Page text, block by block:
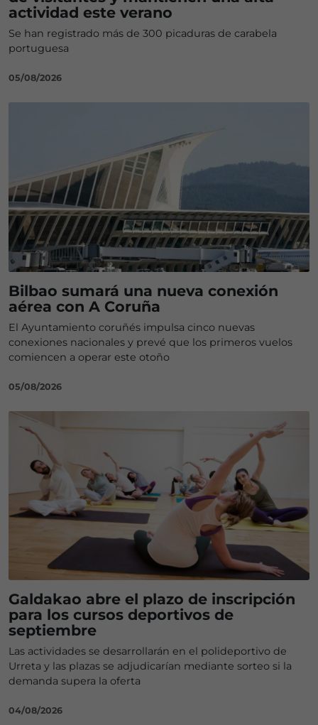
actividad este verano
Se han registrado más de 300 picaduras de carabela
portuguesa
05/08/2026
Bilbao sumará una nueva conexión
aérea con A Coruña
El Ayuntamiento coruñés impulsa cinco nuevas
conexiones nacionales y prevé que los primeros vuelos
comiencen a operar este otoño
05/08/2026
Galdakao abre el plazo de inscripción
para los cursos deportivos de
septiembre
Las actividades se desarrollarán en el polideportivo de
Urreta y las plazas se adjudicarían mediante sorteo si la
demanda supera la oferta
04/08/2026